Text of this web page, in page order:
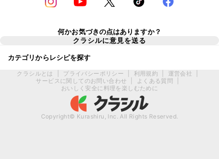
何かお気づきの点はありますか？
クラシルに意見を送る
カテゴリからレシピを探す
クラシルとは プライバシーポリシー 利用規約 運営会社
サービスに関してのお問い合わせ
よくある質問
おいしく安全に料理を楽しむために
Copyright© Kurashiru, Inc. All Rights Reserved.